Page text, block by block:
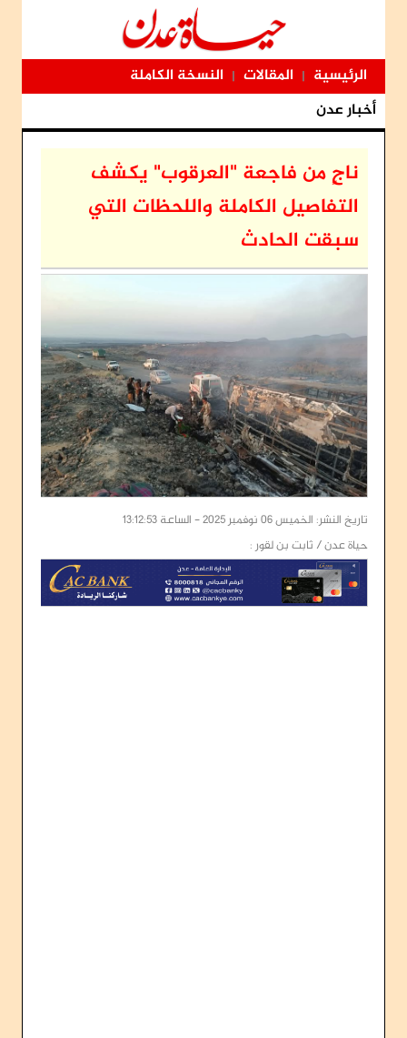
الرئيسية | المقالات | النسخة الكاملة
أخبار عدن
ناجٍ من فاجعة "العرقوب" يكشف
التفاصيل الكاملة واللحظات التي
سبقت الحادث
تاريخ النشر: الخميس 06 نوفمبر 2025 - الساعة 13:12:53
حياة عدن / ثابت بن لقور :